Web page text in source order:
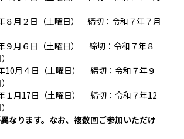
月２日（土曜日） 締切：令和７年７月
月６日（土曜日） 締切：令和７年８
月４日（土曜日） 締切：令和７年９
月17日（土曜日） 締切：令和７年12
なります。なお、 複数回ご参加いただけ